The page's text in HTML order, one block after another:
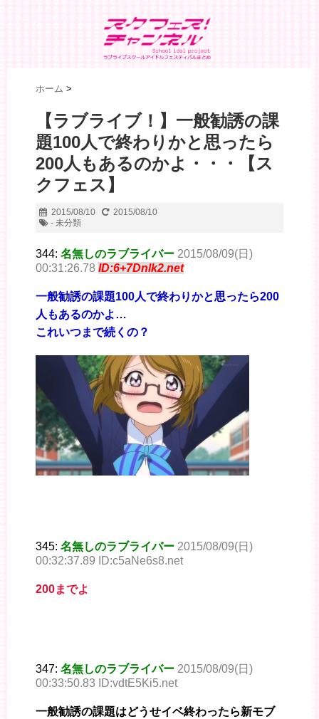
ホーム >
【ラブライブ！】一般勧誘の課
題100人で終わりかと思ったら
200人もあるのかよ・・・【ス
クフェス】
2015/08/10
2015/08/10
- 未分類
344: 名無しのラブライバー 2015/08/09(日)
00:31:26.78 ID:6+7Dnlk2.net
一般勧誘の課題100人で終わりかと思ったら200
人もあるのかよ…
これいつまで続くの？
345: 名無しのラブライバー 2015/08/09(日)
00:32:37.89 ID:c5aNe6s8.net
200までよ
347: 名無しのラブライバー 2015/08/09(日)
00:33:50.83 ID:vdtE5Ki5.net
一般勧誘の課題はどうせイベ終わったら新モブ